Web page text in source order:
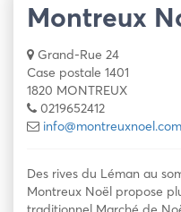
Montreux
Grand-Rue 24
Case postale 1401
1820 MONTREUX
0219652412
info@montreuxnoel.com
Des rives du Léman au
Montreux Noël propose